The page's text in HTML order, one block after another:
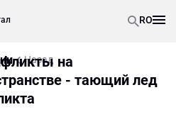
RO
Назадна
- тающий лед